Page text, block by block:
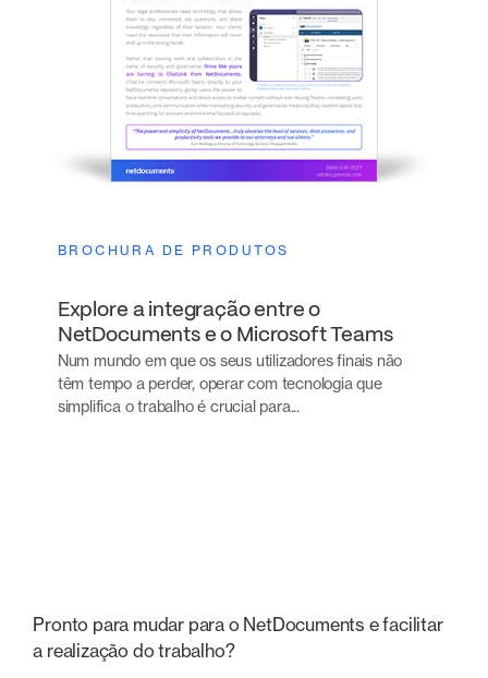
BROCHURA DE PRODUTOS
Explore a integração entre o
NetDocuments e o Microsoft Teams
Num mundo em que os seus utilizadores finais não
têm tempo a perder, operar com tecnologia que
simplifica o trabalho é crucial para...
Pronto para mudar para o NetDocuments e facilitar
a realização do trabalho?